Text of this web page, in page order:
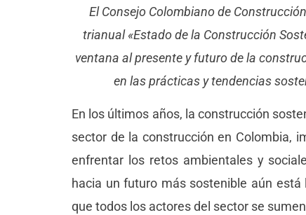
El Consejo Colombiano de
trianual «Estado de la Construcción
ventana al presente y futuro de la
en las prácticas y tendencias
En los últimos años, la construcción
sector de la construcción en Colombia,
enfrentar los retos ambientales y
hacia un futuro más sostenible aún
que todos los actores del sector se